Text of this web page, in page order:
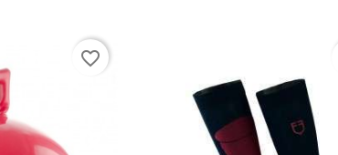
favorite_border